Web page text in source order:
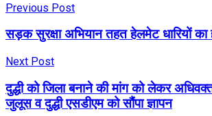
Previous Post
सड़क सुरक्षा अभियान तहत हेलमेट धारियों का
Next Post
दुद्धी को जिला बनाने की मांग को लेकर
जुलूस व दुद्धी एसडीएम को सौंपा ज्ञापन